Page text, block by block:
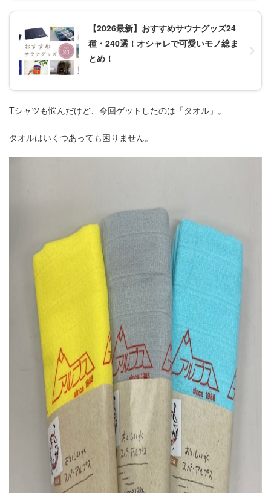
【2026最新】おすすめサウナグッズ24
種・240選！オシャレで可愛いモノ総ま
とめ！
Tシャツも悩んだけど、今回ゲットしたのは「タオル」。
タオルはいくつあっても困りません。